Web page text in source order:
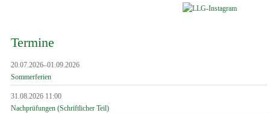
Termine
20.07.2026–01.09.2026
Sommerferien
31.08.2026 11:00
Nachprüfungen (Schriftlicher Teil)